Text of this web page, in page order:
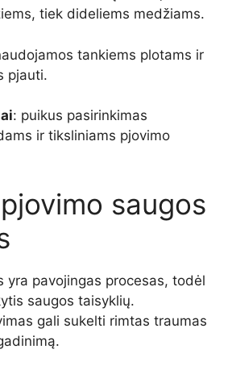
tiek dideliems medžiams.
tankiems plotams ir
pjauti.
: puikus pasirinkimas
ir tiksliniams pjovimo
saugos
yra pavojingas procesas, todėl
saugos taisyklių.
gali sukelti rimtas traumas